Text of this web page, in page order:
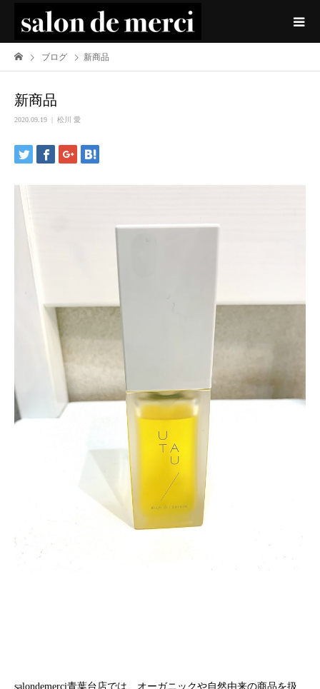
ブログ 新商品
新商品
2020.09.19 松川 愛
salondemerci青葉台店では、オーガニックや自然由来の商品を扱